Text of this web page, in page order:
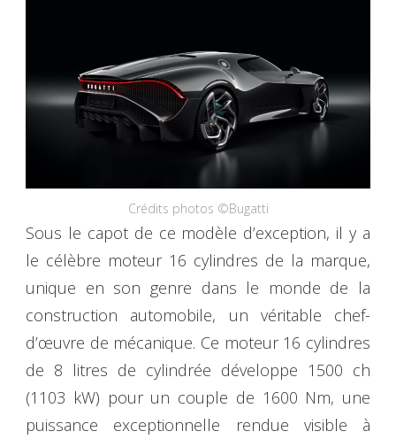
Crédits photos ©Bugatti
Sous le capot de ce modèle d’exception, il y a
le célèbre moteur 16 cylindres de la marque,
unique en son genre dans le monde de la
construction automobile, un véritable chef-
d’œuvre de mécanique. Ce moteur 16 cylindres
de 8 litres de cylindrée développe 1500 ch
(1103 kW) pour un couple de 1600 Nm, une
puissance exceptionnelle rendue visible à